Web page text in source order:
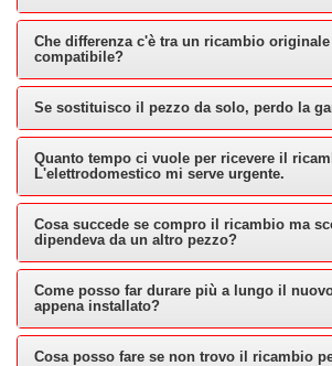
Che differenza c'è tra un ricambio
compatibile?
Se sostituisco il pezzo da solo, perdo la
Quanto tempo ci vuole per ricevere il
L'elettrodomestico mi serve urgente.
Cosa succede se compro il ricambio ma
dipendeva da un altro pezzo?
Come posso far durare più a lungo il
appena installato?
Cosa posso fare se non trovo il ricambio